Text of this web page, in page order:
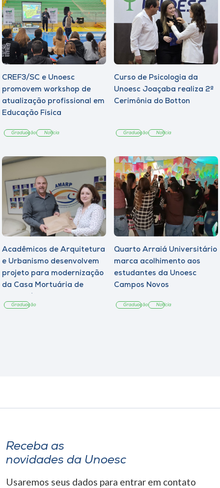
CREF3/SC e Unoesc
promovem workshop de
atualização profissional em
Educação Física
Graduação Notícia
Curso de Psicologia da
Unoesc Joaçaba realiza 2ª
Cerimônia do Botton
Graduação Notícia
Acadêmicos de Arquitetura
e Urbanismo desenvolvem
projeto para modernização
da Casa Mortuária de
Graduação
Quarto Arraiá Universitário
marca acolhimento aos
estudantes da Unoesc
Campos Novos
Graduação Notícia
Receba as
novidades da Unoesc
Usaremos seus dados para entrar em contato